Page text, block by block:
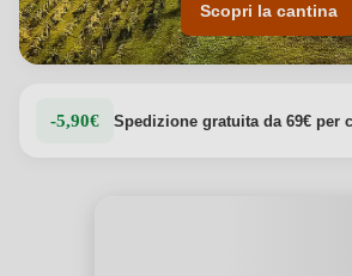
Scopri la cantina
-5,90€ Spedizione gratuita da 69€ per